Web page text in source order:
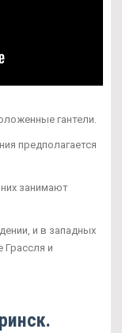
гантели.
предполагается
занимают
и в западных
Грассля и